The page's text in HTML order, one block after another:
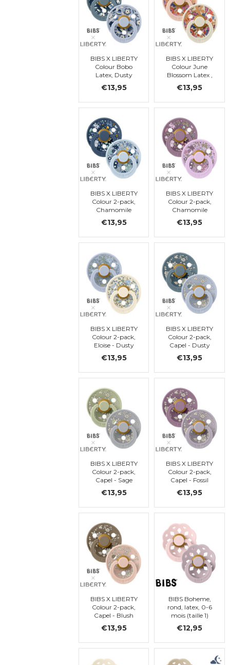
BIBS X LIBERTY
Colour Bobo
Latex, Dusty
€13,95
BIBS X LIBERTY
Colour June
Blossom Latex ,
€13,95
BIBS X LIBERTY
Colour 2-pack,
Chamomile
Lawn - Baby
Blue Mix, ronde,
€13,95
BIBS X LIBERTY
Colour 2-pack,
Chamomile
Lawn - Violet
Sky Mix, ronde,
€13,95
BIBS X LIBERTY
Colour 2-pack,
Eloise - Dusty
t. 1
€13,95
BIBS X LIBERTY
Colour 2-pack,
Capel - Dusty
t. 1
€13,95
BIBS X LIBERTY
Colour 2-pack,
Capel - Sage
Mix, ronde, t. 1
€13,95
BIBS X LIBERTY
Colour 2-pack,
Capel - Fossil
Grey Mix, ronde,
t. 1
€13,95
BIBS X LIBERTY
Colour 2-pack,
Capel - Blush
Mix, ronde, t. 1
€13,95
BIBS Boheme,
rond, latex, 0-6
mois (taille 1)
€12,95